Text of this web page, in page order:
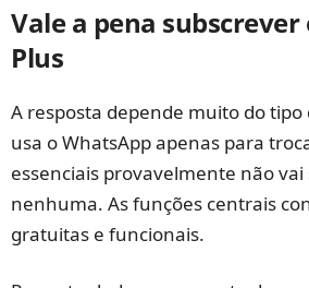
Vale a pena
Plus
A resposta depende muito do tipo
usa o WhatsApp apenas para
essenciais provavelmente não
nenhuma. As funções centrais
gratuitas e funcionais.